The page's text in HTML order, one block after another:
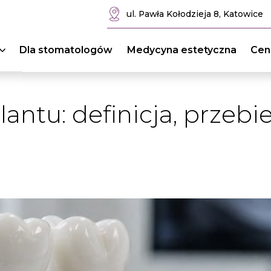
ul. Pawła Kołodzieja 8, Katowice
zębów Usuwanie zębów
zębów
Dla stomatologów Medycyna estetyczna
definicja,